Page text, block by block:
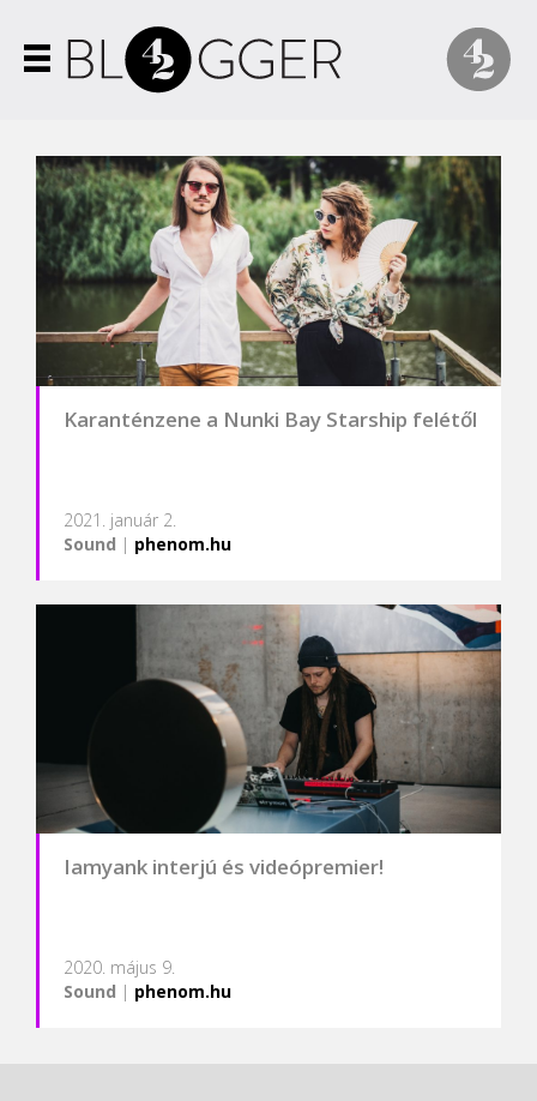
Karanténzene a Nunki Bay Starship felétől
2021. január 2.
Sound | phenom.hu
Iamyank interjú és videópremier!
2020. május 9.
Sound | phenom.hu